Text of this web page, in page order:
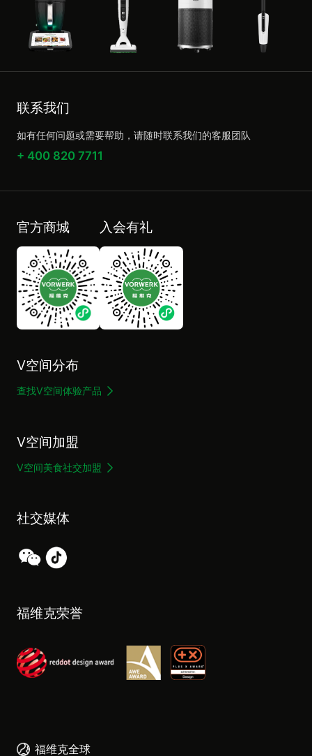
联系我们
如有任何问题或需要帮助，请随时联系我们的客服团队
+ 400 820 7711
官方商城 入会有礼
V空间分布
查找V空间体验产品
V空间加盟
V空间美食社交加盟
社交媒体
福维克荣誉
福维克全球